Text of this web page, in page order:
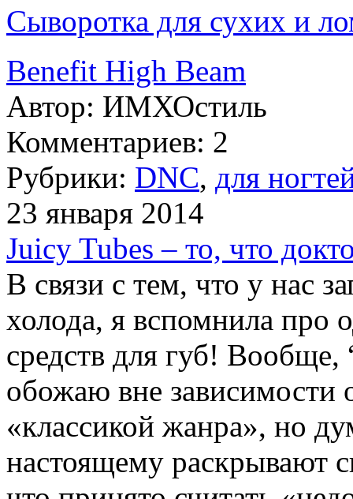
Сыворотка для сухих и
Benefit High Beam
Автор: ИМХОстиль
Комментариев: 2
Рубрики: DNC, для
23 января 2014
Juicy Tubes – то, что
В связи с тем, что у нас
холода, я вспомнила
средств для губ! Вообще,
обожаю вне зависимости
«классикой жанра», но
настоящему раскрывают